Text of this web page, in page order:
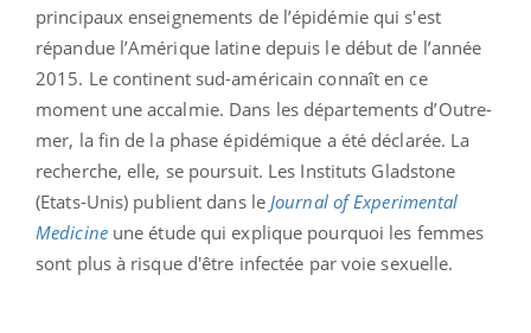
principaux enseignements de l’épidémie qui s'est
répandue l’Amérique latine depuis le début de l’année
2015. Le continent sud-américain connaît en ce
moment une accalmie. Dans les départements d’Outre-
mer, la fin de la phase épidémique a été déclarée. La
recherche, elle, se poursuit. Les Instituts Gladstone
(Etats-Unis) publient dans leJournal of Experimental
Medicineune étude qui explique pourquoi les femmes
sont plus à risque d'être infectée par voie sexuelle.